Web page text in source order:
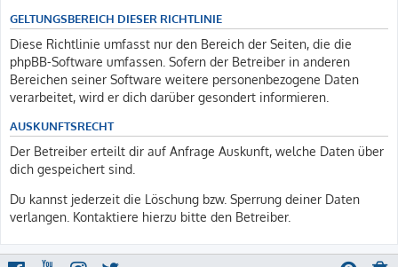
GELTUNGSBEREICH DIESER RICHTLINIE
Diese Richtlinie umfasst nur den Bereich der Seiten, die die
phpBB-Software umfassen. Sofern der Betreiber in anderen
Bereichen seiner Software weitere personenbezogene Daten
verarbeitet, wird er dich darüber gesondert informieren.
AUSKUNFTSRECHT
Der Betreiber erteilt dir auf Anfrage Auskunft, welche Daten über
dich gespeichert sind.
Du kannst jederzeit die Löschung bzw. Sperrung deiner Daten
verlangen. Kontaktiere hierzu bitte den Betreiber.